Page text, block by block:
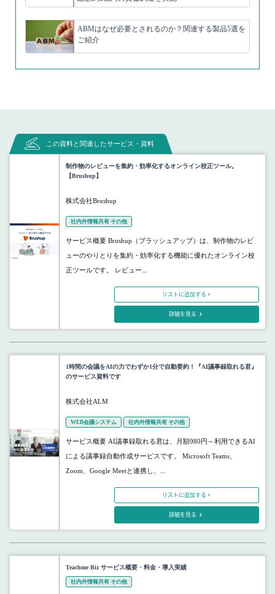
ABMはなぜ必要とされるのか？関連する製品5選を
ご紹介
この資料と関連したサービス・資料
制作物のレビューを集約・効率化するオンライン校正ツール。
【Brushup】
株式会社Brushup
社内外情報共有 その他
サービス概要 Brushup（ブラッシュアップ）は、制作物のレビ
ューのやりとりを集約・効率化する機能に優れたオンライン校
正ツールです。 レビュー...
リストに追加する +
詳細を見る
1時間の会議をAIの力でわずか1分で自動要約！『AI議事録取れる君』
のサービス資料です
株式会社ALM
WEB会議システム 社内外情報共有 その他
サービス概要 AI議事録取れる君は、月額980円～利用できるAI
による議事録自動作成サービスです。 Microsoft Teams、
Zoom、Google Meetと連携し、...
リストに追加する +
詳細を見る
Teachme Biz サービス概要・料金・導入実績
社内外情報共有 その他